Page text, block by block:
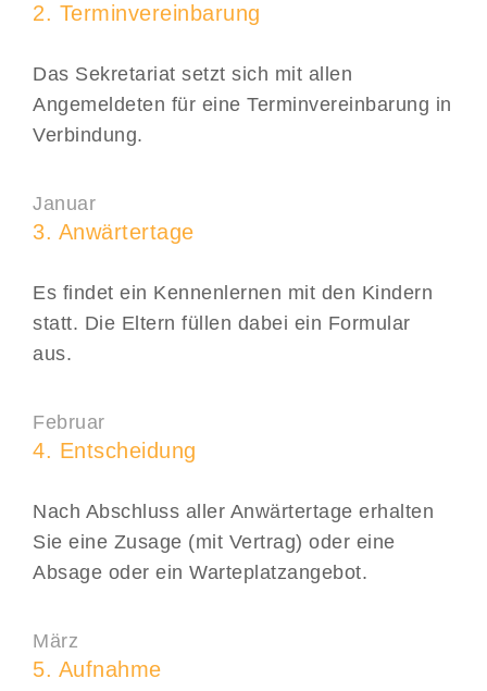
2. Terminvereinbarung
Das Sekretariat setzt sich mit allen
Angemeldeten für eine Terminvereinbarung in
Verbindung.
Januar
3. Anwärtertage
Es findet ein Kennenlernen mit den Kindern
statt. Die Eltern füllen dabei ein Formular
aus.
Februar
4. Entscheidung
Nach Abschluss aller Anwärtertage erhalten
Sie eine Zusage (mit Vertrag) oder eine
Absage oder ein Warteplatzangebot.
März
5. Aufnahme